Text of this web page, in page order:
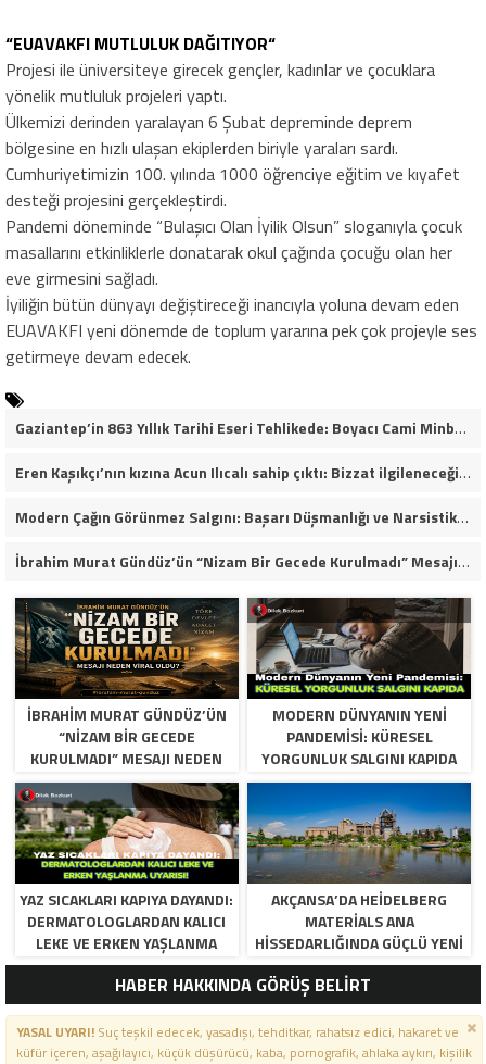
“EUAVAKFI MUTLULUK DAĞITIYOR“
Projesi ile üniversiteye girecek gençler, kadınlar ve çocuklara
yönelik mutluluk projeleri yaptı.
Ülkemizi derinden yaralayan 6 Şubat depreminde deprem
bölgesine en hızlı ulaşan ekiplerden biriyle yaraları sardı.
Cumhuriyetimizin 100. yılında 1000 öğrenciye eğitim ve kıyafet
desteği projesini gerçekleştirdi.
Pandemi döneminde “Bulaşıcı Olan İyilik Olsun” sloganıyla çocuk
masallarını etkinliklerle donatarak okul çağında çocuğu olan her
eve girmesini sağladı.
İyiliğin bütün dünyayı değiştireceği inancıyla yoluna devam eden
EUAVAKFI yeni dönemde de toplum yararına pek çok projeyle ses
getirmeye devam edecek.
Gaziantep’in 863 Yıllık Tarihi Eseri Tehlikede: Boyacı Cami Minberi İçin “Restorasyon Durdurulsun” Çağrısı!
Eren Kaşıkçı’nın kızına Acun Ilıcalı sahip çıktı: Bizzat ilgileneceğim
Modern Çağın Görünmez Salgını: Başarı Düşmanlığı ve Narsistik Yükseliş
İbrahim Murat Gündüz’ün “Nizam Bir Gecede Kurulmadı” Mesajı Sosyal Medyada Geniş Yankı Uyandırdı
İBRAHIM MURAT GÜNDÜZ’ÜN
“NIZAM BIR GECEDE
KURULMADI” MESAJI NEDEN
VIRAL OLDU?
MODERN DÜNYANIN YENI
PANDEMISI: KÜRESEL
YORGUNLUK SALGINI KAPIDA
YAZ SICAKLARI KAPIYA DAYANDI:
DERMATOLOGLARDAN KALICI
LEKE VE ERKEN YAŞLANMA
UYARISI!
AKÇANSA’DA HEIDELBERG
MATERIALS ANA
HISSEDARLIĞINDA GÜÇLÜ YENI
DÖNEM BAŞLIYOR
HABER HAKKINDA GÖRÜŞ BELİRT
YASAL UYARI!Suç teşkil edecek, yasadışı, tehditkar, rahatsız edici, hakaret ve
küfür içeren, aşağılayıcı, küçük düşürücü, kaba, pornografik, ahlaka aykırı, kişilik